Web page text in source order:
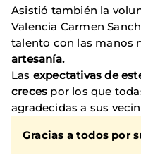
Asistió también la
Valencia Carmen
talento con las manos
artesanía.
Las expectativas de
creces por los que
agradecidas a sus
Gracias a todos por